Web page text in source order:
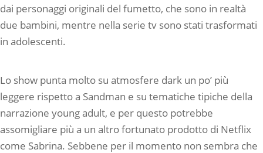
dai personaggi originali del fumetto, che sono in realtà
due bambini, mentre nella serie tv sono stati trasformati
in adolescenti.
Lo show punta molto su atmosfere dark un po’ più
leggere rispetto a Sandman e su tematiche tipiche della
narrazione young adult, e per questo potrebbe
assomigliare più a un altro fortunato prodotto di Netflix
come Sabrina. Sebbene per il momento non sembra che